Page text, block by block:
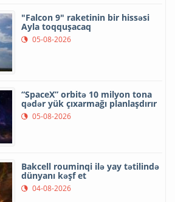
"Falcon 9" raketinin bir hissəsi
Ayla toqquşacaq
05-08-2026
“SpaceX” orbitə 10 milyon tona
qədər yük çıxarmağı planlaşdırır
05-08-2026
Bakcell rouminqi ilə yay tətilində
dünyanı kəşf et
04-08-2026